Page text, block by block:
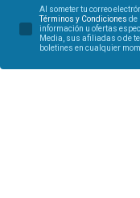
Al someter tu correo
Términos y Condiciones de
información u ofertas
Media, sus afiliadas o de
boletines en cualquier